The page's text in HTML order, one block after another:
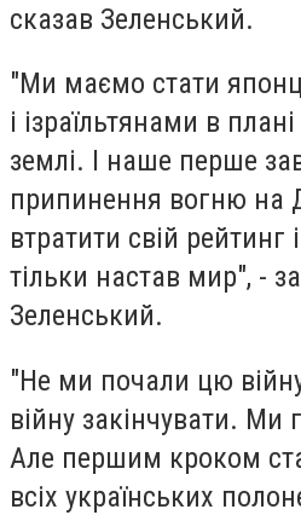
сказав Зеленський.
"Ми маємо стати
і ізраїльтянами в
землі. І наше перше
припинення вогню на
втратити свій рейтинг
тільки настав мир", -
Зеленський.
"Не ми почали цю
війну закінчувати. Ми
Але першим кроком
всіх українських